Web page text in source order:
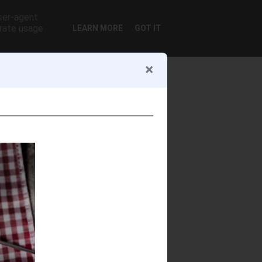
Antonina Sofia Sociu
Bucuresti, Romania
Sunt o visătoare cu mâinile în aluat
și culori pe degete. Scriu, gătesc și
pictez ca să dau glas trăirilor care
nu încap mereu în cuvinte. Rețetele
mele sunt adesea pretexte pentru
povești, iar poveștile – o formă de
LEARN MORE GOT IT